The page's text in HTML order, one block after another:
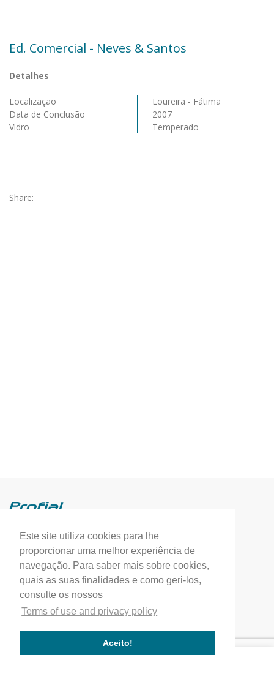
Este site utiliza cookies para lhe
proporcionar uma melhor experiência de
navegação. Para saber mais sobre cookies,
quais as suas finalidades e como geri-los,
consulte os nossos
Terms of use and privacy policy
Aceito!
Ed. Comercial - Neves & Santos
Detalhes
Localização
Data de Conclusão
Vidro
Loureira - Fátima
2007
Temperado
Share:
Profial, Profissionais de Alumínio, S.A.
(+351) 249 549 090
correio.geral@profial.pt
Home